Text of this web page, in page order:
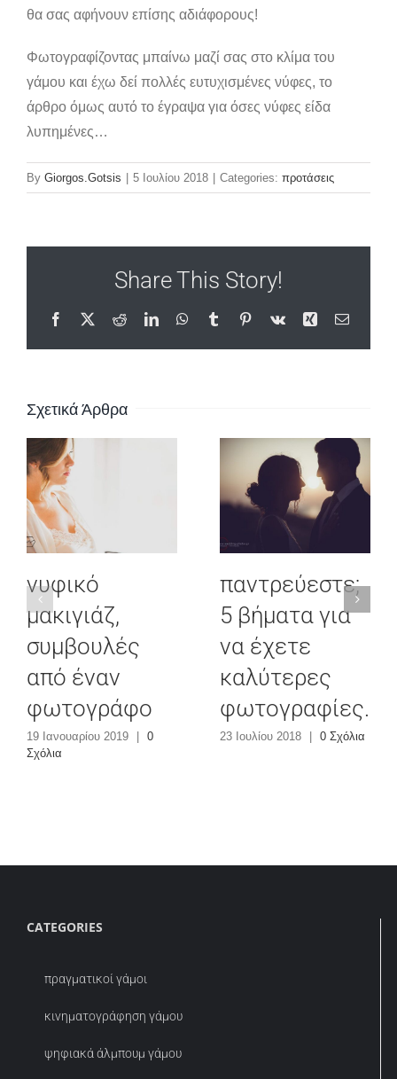
θα σας αφήνουν επίσης αδιάφορους!
Φωτογραφίζοντας μπαίνω μαζί σας στο κλίμα του
γάμου και έχω δεί πολλές ευτυχισμένες νύφες, το
άρθρο όμως αυτό το έγραψα για όσες νύφες είδα
λυπημένες…
By Giorgos.Gotsis 5 Ιουλίου 2018 Categories: προτάσεις
Share This Story!
Facebook
X RedditLinkedInWhatsApp
TumblrPinterest
Vk Xing Email
Σχετικά Άρθρα
νυφικό
μακιγιάζ,
συμβουλές
από έναν
φωτογράφο
19 Ιανουαρίου 2019
0
Σχόλια
παντρεύεστε;
5 βήματα για
να έχετε
καλύτερες
φωτογραφίες.
23 Ιουλίου 2018 0 Σχόλια
CATEGORIES
πραγματικοί γάμοι
κινηματογράφηση γάμου
ψηφιακά άλμπουμ γάμου